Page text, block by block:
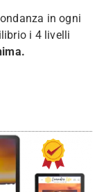
in ogni
i 4 livelli